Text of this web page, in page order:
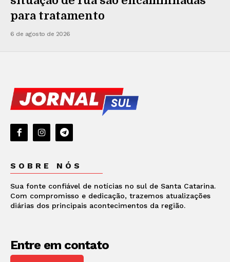
para tratamento
6 de agosto de 2026
SOBRE NÓS
Sua fonte confiável de notícias no sul de Santa Catarina.
Com compromisso e dedicação, trazemos atualizações
diárias dos principais acontecimentos da região.
Entre em contato